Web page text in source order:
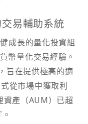
易輔助系統
成長的量化投資組
幣量化交易經驗。
旨在提供極高的適
從市場中獲取利
資產（AUM）已超